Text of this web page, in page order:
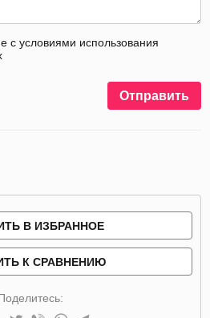
с условиями использования
Отправить
В ИЗБРАННОЕ
К СРАВНЕНИЮ